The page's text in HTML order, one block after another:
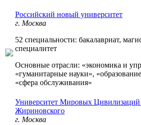
Российский новый университет
г. Москва
52 специальности: бакалавриат,
специалитет
Основные отрасли: «экономика и
«гуманитарные науки»,
«сфера обслуживания»
Университет Мировых
Жириновского
г. Москва